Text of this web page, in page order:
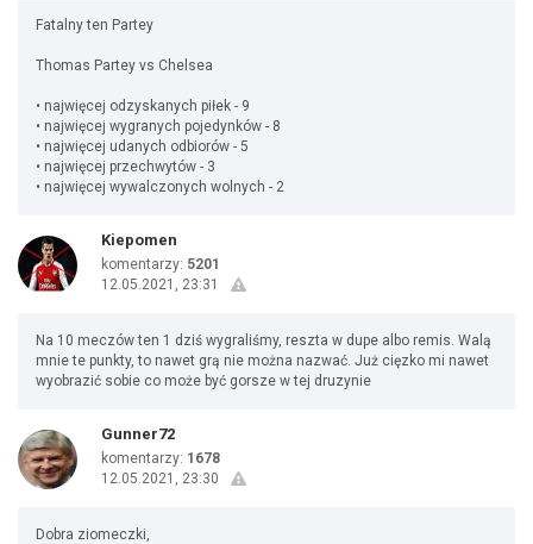
Fatalny ten Partey
Thomas Partey vs Chelsea
• najwięcej odzyskanych piłek - 9
• najwięcej wygranych pojedynków - 8
• najwięcej udanych odbiorów - 5
• najwięcej przechwytów - 3
• najwięcej wywalczonych wolnych - 2
Kiepomen
komentarzy: 5201
12.05.2021, 23:31
Na 10 meczów ten 1 dziś wygraliśmy, reszta w dupe albo remis. Walą
mnie te punkty, to nawet grą nie można nazwać. Już cięzko mi nawet
wyobrazić sobie co może być gorsze w tej druzynie
Gunner72
komentarzy: 1678
12.05.2021, 23:30
Dobra ziomeczki,